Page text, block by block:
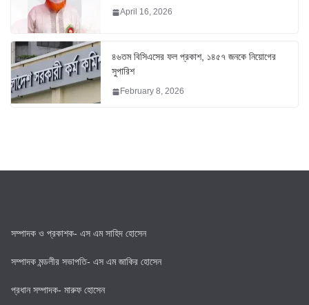
April 16, 2026
৪৬তম বিসিএসের ফল প্রকাশ, ১৪৫৭ জনকে নিয়োগের
সুপারিশ
February 8, 2026
সম্পাদক ও প্রকাশক- এস এম সাহিদ হোসেন
সম্পাদক মন্ডলীর সভাপতি- এস এম জাকির হোসেন
প্রধান সম্পাদক- মারুফ হোসেন